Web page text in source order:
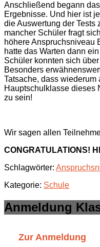
Anschließend begann
Ergebnisse. Und hier ist
die Auswertung der Tests
mancher Schüler fragt
höhere Anspruchsniveau
hatte das Warten dann
Schüler konnten sich
Besonders
Tatsache, dass wiederum
Hauptschulklasse dieses
zu sein!
Wir sagen allen
CONGRATULATIONS!
Schlagwörter:
Kategorie: Schule
Anmeldung
Zur Anmeldung